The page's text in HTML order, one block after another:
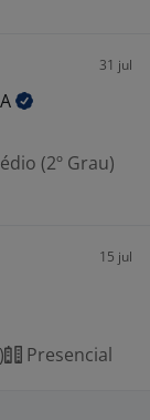
31 jul
(2º Grau)
15 jul
Presencial